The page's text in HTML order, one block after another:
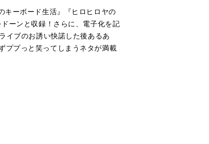
キーボード生活』『ヒロヒロヤの
ーンと収録！さらに、電子化を記
イブのお誘い快諾した後あるあ
ププっと笑ってしまうネタが満載